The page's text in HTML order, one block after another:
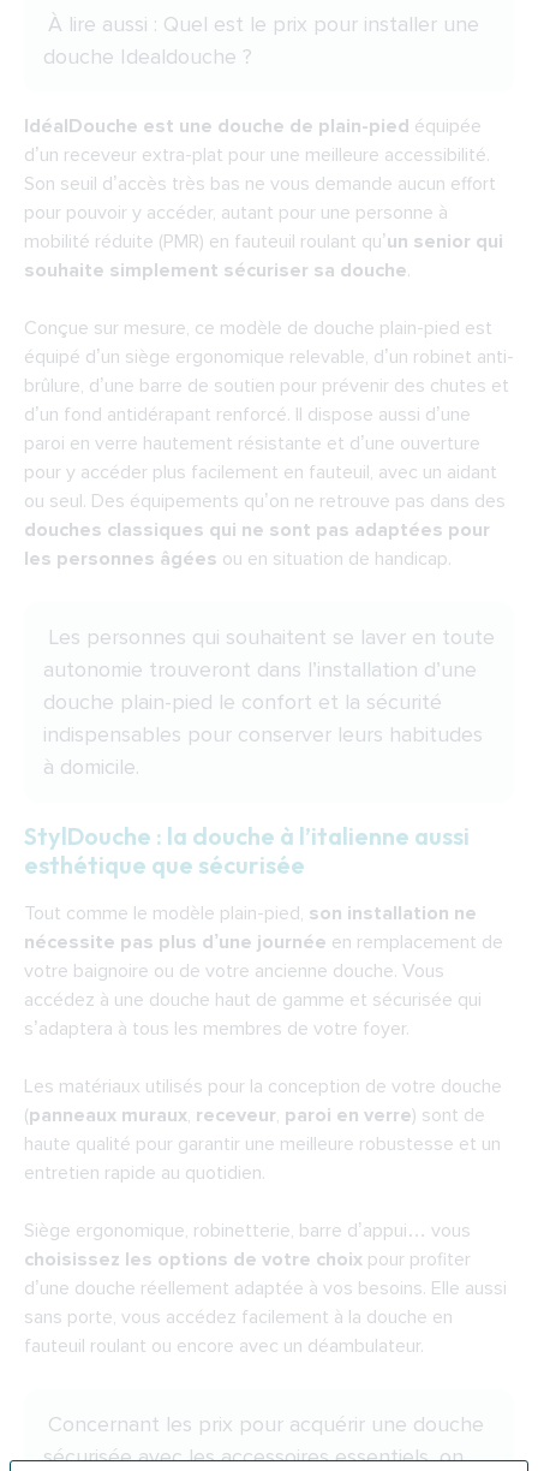
À lire aussi : Quel est le prix pour installer une
douche Idealdouche ?
IdéalDouche est une douche de plain-pied équipée
d’un receveur extra-plat pour une meilleure accessibilité.
Son seuil d’accès très bas ne vous demande aucun effort
pour pouvoir y accéder, autant pour une personne à
mobilité réduite (PMR) en fauteuil roulant qu’un senior qui
souhaite simplement sécuriser sa douche.
Conçue sur mesure, ce modèle de douche plain-pied est
équipé d’un siège ergonomique relevable, d’un robinet anti-
brûlure, d’une barre de soutien pour prévenir des chutes et
d’un fond antidérapant renforcé. Il dispose aussi d’une
paroi en verre hautement résistante et d’une ouverture
pour y accéder plus facilement en fauteuil, avec un aidant
ou seul. Des équipements qu’on ne retrouve pas dans des
douches classiques qui ne sont pas adaptées pour
les personnes âgées ou en situation de handicap.
Les personnes qui souhaitent se laver en toute
autonomie trouveront dans l’installation d’une
douche plain-pied le confort et la sécurité
indispensables pour conserver leurs habitudes
à domicile.
StylDouche : la douche à l’italienne aussi
esthétique que sécurisée
Tout comme le modèle plain-pied, son installation ne
nécessite pas plus d’une journée en remplacement de
votre baignoire ou de votre ancienne douche. Vous
accédez à une douche haut de gamme et sécurisée qui
s’adaptera à tous les membres de votre foyer.
Les matériaux utilisés pour la conception de votre douche
(panneaux muraux, receveur, paroi en verre) sont de
haute qualité pour garantir une meilleure robustesse et un
entretien rapide au quotidien.
Siège ergonomique, robinetterie, barre d’appui… vous
choisissez les options de votre choix pour profiter
d’une douche réellement adaptée à vos besoins. Elle aussi
sans porte, vous accédez facilement à la douche en
fauteuil roulant ou encore avec un déambulateur.
Concernant les prix pour acquérir une douche
sécurisée avec les accessoires essentiels, on